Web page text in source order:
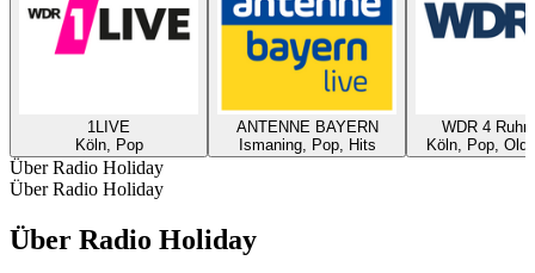
1LIVE
Köln, Pop
ANTENNE BAYERN
Ismaning, Pop, Hits
WDR 4
Köln, Pop,
Über Radio Holiday
Über Radio Holiday
Über Radio Holiday